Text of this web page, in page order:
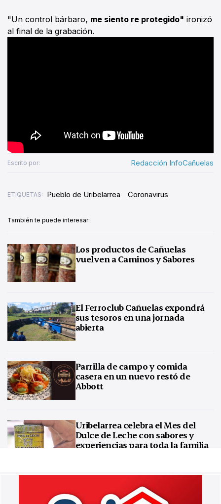
"Un control bárbaro, me siento re protegido" ironizó
al final de la grabación.
Escrito por: Redacción InfoCañuelas
ETIQUETAS: Pueblo de Uribelarrea Coronavirus
También te puede interesar:
Los productos de Cañuelas
vuelven a Caminos y Sabores
El Ferroclub Cañuelas expondrá
sus tesoros en una jornada
abierta
Parrilla de campo y comida
casera en un nuevo restó de
Abbott
Uribelarrea celebra el Mes del
Dulce de Leche con sabores y
experiencias para toda la familia